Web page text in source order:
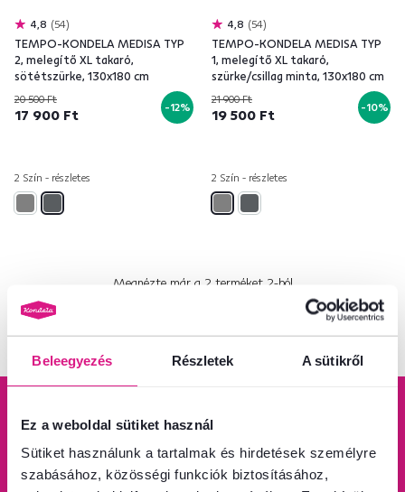
Beleegyezés Részletek A sütikről
Ez a weboldal sütiket használ
Sütiket használunk a tartalmak és hirdetések személyre
szabásához, közösségi funkciók biztosításához,
4,8 54
TEMPO-KONDELA MEDISA TYP
2, melegítő XL takaró,
sötétszürke, 130x180 cm
20 500 Ft
17 900 Ft -12%
2 Szín - részletes
4,8 54
TEMPO-KONDELA MEDISA TYP
1, melegítő XL takaró,
szürke/csillag minta, 130x180 cm
21 900 Ft
19 500 Ft -10%
2 Szín - részletes
Megnézte már a 2 terméket 2-ból
100% pénzvisszafizetési
Ingyenes szállítás 100